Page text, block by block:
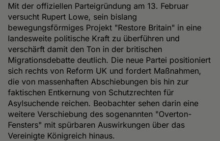
Mit der offiziellen Parteigründung am 13. Februar
versucht Rupert Lowe, sein bislang
bewegungsförmiges Projekt "Restore Britain" in eine
landesweite politische Kraft zu überführen und
verschärft damit den Ton in der britischen
Migrationsdebatte deutlich. Die neue Partei positioniert
sich rechts von Reform UK und fordert Maßnahmen,
die von massenhaften Abschiebungen bis hin zur
faktischen Entkernung von Schutzrechten für
Asylsuchende reichen. Beobachter sehen darin eine
weitere Verschiebung des sogenannten "Overton-
Fensters" mit spürbaren Auswirkungen über das
Vereinigte Königreich hinaus.